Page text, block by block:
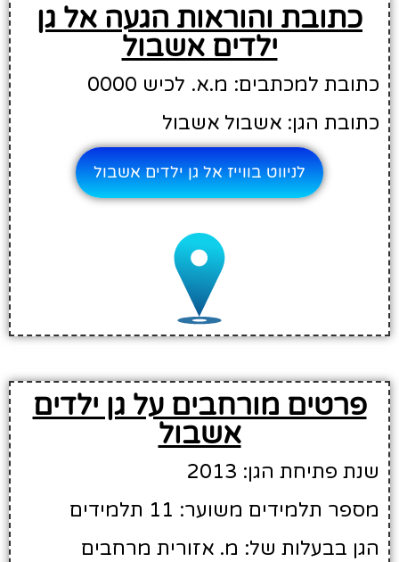
כתובת והוראות הגעה אל גן
ילדים אשבול
כתובת למכתבים: מ.א. לכיש 0000
כתובת הגן: אשבול אשבול
לניווט בווייז אל גן ילדים אשבול
פרטים מורחבים על גן ילדים
אשבול
שנת פתיחת הגן: 2013
מספר תלמידים משוער: 11 תלמידים
הגן בבעלות של: מ. אזורית מרחבים